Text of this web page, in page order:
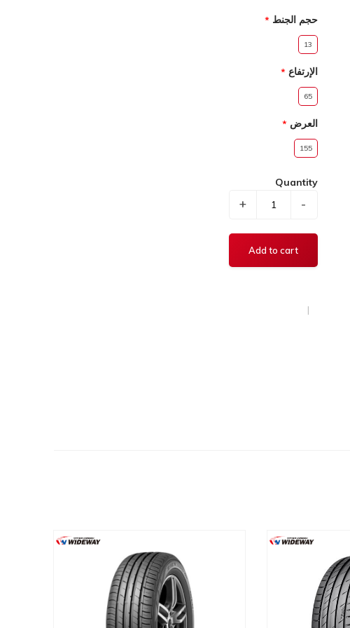
حجم الجنط
13
الإرتفاع
65
العرض
155
Quantity
-
+